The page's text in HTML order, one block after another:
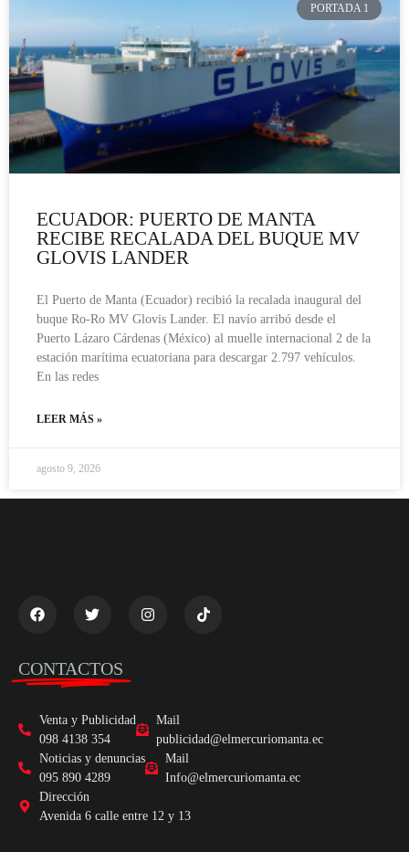
PORTADA 1
ECUADOR: PUERTO DE MANTA
RECIBE RECALADA DEL BUQUE MV
GLOVIS LANDER
El Puerto de Manta (Ecuador) recibió la recalada inaugural del
buque Ro-Ro MV Glovis Lander. El navío arribó desde el
Puerto Lázaro Cárdenas (México) al muelle internacional 2 de la
estación marítima ecuatoriana para descargar 2.797 vehículos.
En las redes
LEER MÁS »
agosto 9, 2026
CONTACTOS
Venta y Publicidad
098 4138 354
Mail
publicidad@elmercuriomanta.ec
Noticias y denuncias
095 890 4289
Mail
Info@elmercuriomanta.ec
Dirección
Avenida 6 calle entre 12 y 13